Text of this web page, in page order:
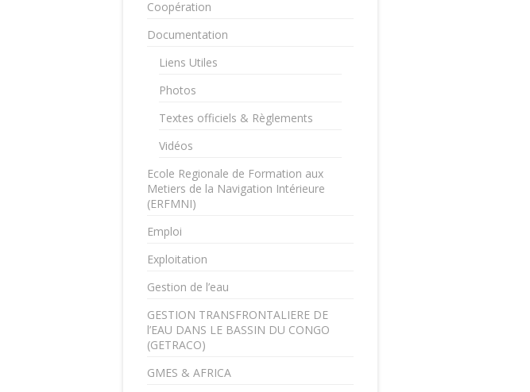
Coopération
Documentation
Liens Utiles
Photos
Textes officiels & Règlements
Vidéos
Ecole Regionale de Formation aux
Metiers de la Navigation Intérieure
(ERFMNI)
Emploi
Exploitation
Gestion de l’eau
GESTION TRANSFRONTALIERE DE
l’EAU DANS LE BASSIN DU CONGO
(GETRACO)
GMES & AFRICA